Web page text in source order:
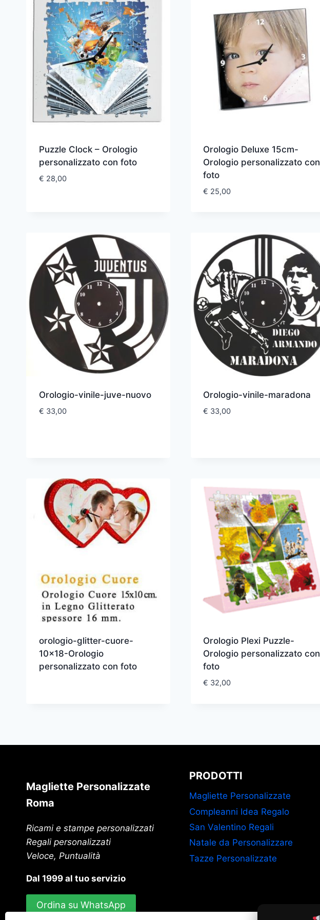
Puzzle Clock – Orologio
personalizzato con foto
€ 28,00
Orologio Deluxe 15cm-
Orologio personalizzato con
foto
€ 25,00
Orologio-vinile-juve-nuovo
€ 33,00
Orologio-vinile-maradona
€ 33,00
orologio-glitter-cuore-
10×18-Orologio
personalizzato con foto
Orologio Plexi Puzzle-
Orologio personalizzato con
foto
€ 32,00
Magliette Personalizzate
Roma
Ricami e stampe personalizzati
Regali personalizzati
Veloce, Puntualità
Dal 1999 al tuo servizio
Ordina su WhatsApp
PRODOTTI
Magliette Personalizzate
Compleanni Idea Regalo
San Valentino Regali
Natale da Personalizzare
Tazze Personalizzate